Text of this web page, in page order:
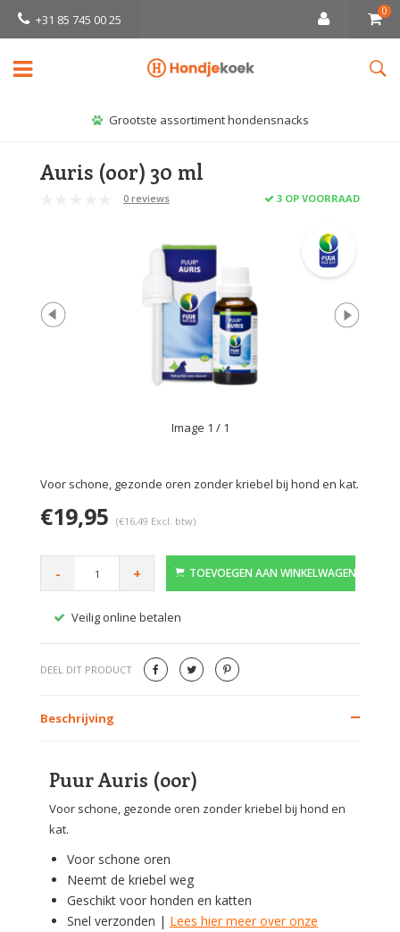
+31 85 745 00 25
0
Grootste assortiment hondensnacks
Auris (oor) 30 ml
0 reviews 3 OP VOORRAAD
Image 1 / 1
Voor schone, gezonde oren zonder kriebel bij hond en kat.
€19,95 (€16,49 Excl. btw)
- + TOEVOEGEN AAN WINKELWAGEN
Veilig online betalen
DEEL DIT PRODUCT
Beschrijving
Puur Auris (oor)
Voor schone, gezonde oren zonder kriebel bij hond en
kat.
Voor schone oren
Neemt de kriebel weg
Geschikt voor honden en katten
Snel verzonden | Lees hier meer over onze